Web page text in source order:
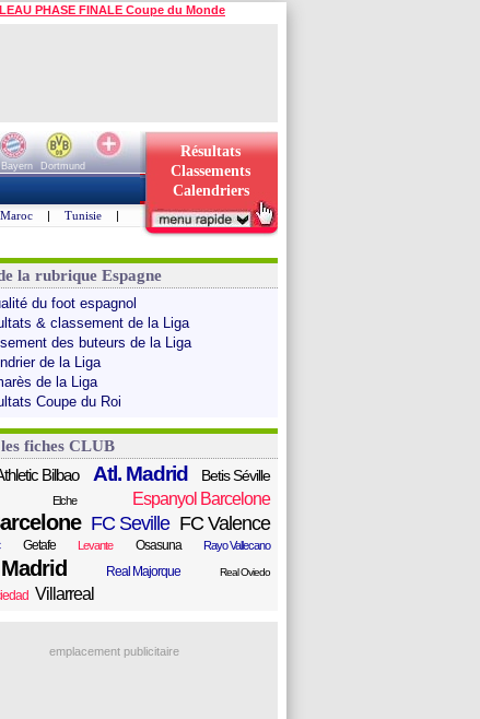
PHASE FINALE Coupe du Monde
Bayern
Dortmund
Résultats
Classements
Calendriers
Maroc | Tunisie |
la rubrique Espagne
du foot espagnol
& classement de la Liga
des buteurs de la Liga
de la Liga
de la Liga
Coupe du Roi
fiches CLUB
Bilbao Atl. Madrid Betis Séville
Elche Espanyol Barcelone
FC Seville FC Valence
Getafe Levante Osasuna Rayo Vallecano
Real Majorque Real Oviedo
Villarreal
emplacement publicitaire